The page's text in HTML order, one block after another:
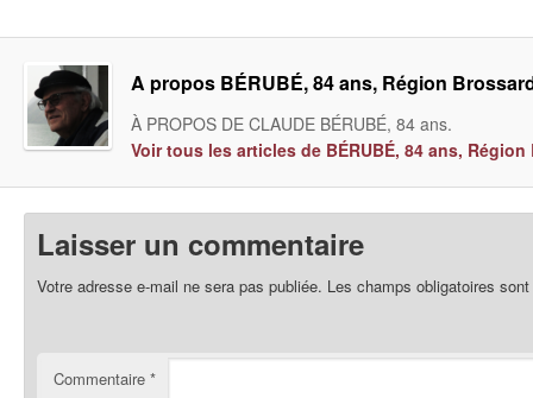
A propos BÉRUBÉ, 84 ans, Région
À PROPOS DE CLAUDE BÉRUBÉ, 84 ans.
Voir tous les articles de BÉRUBÉ, 84 ans,
Laisser un commentaire
Votre adresse e-mail ne sera pas publiée. Les champs obligatoires
Commentaire *